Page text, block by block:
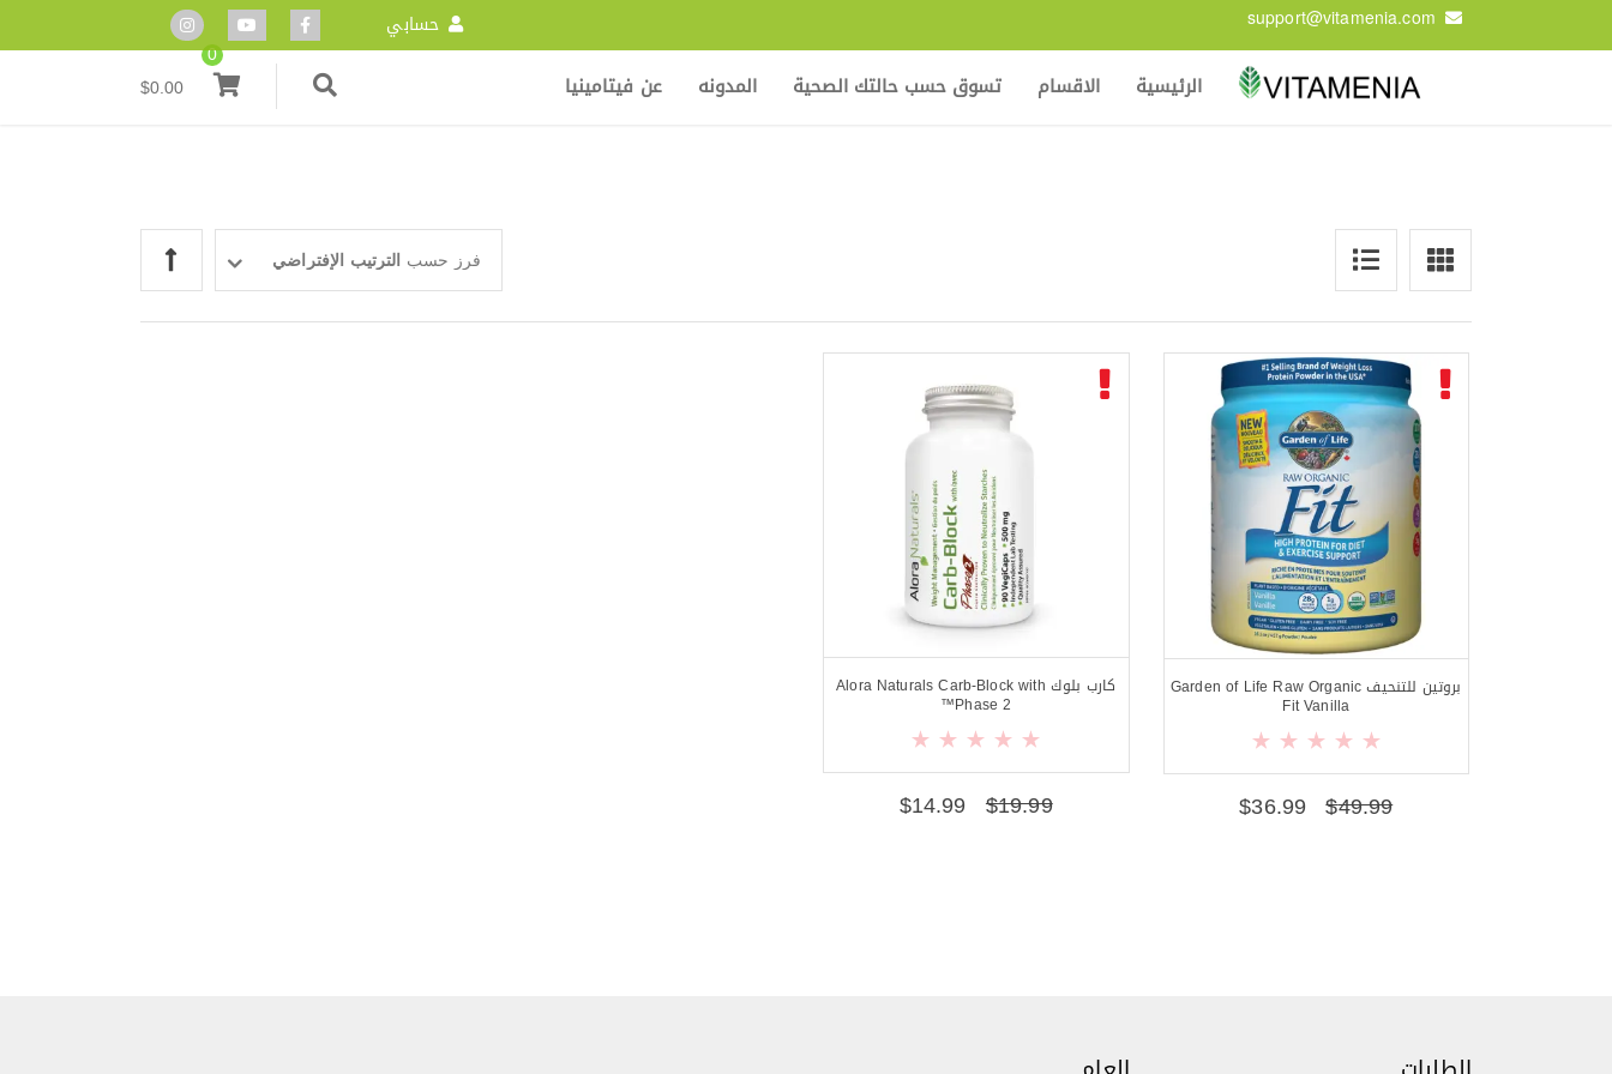
support@vitamenia.com حسابي
الرئيسية الاقسام تسوق حسب حالتك الصحية المدونه عن فيتامينيا
0
$0.00
فرز حسب الترتيب الإفتراضي
بروتين للتنحيف Garden of Life Raw Organic
Fit Vanilla
$49.99
$36.99
كارب بلوك Alora Naturals Carb-Block with
Phase 2™
$19.99
$14.99